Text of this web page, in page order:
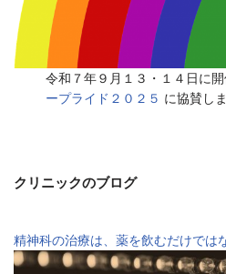
令和７年９月１３・１４日に
ープライド２０２５ に協賛し
クリニックのブログ
精神科の治療は、薬を飲むだけでは